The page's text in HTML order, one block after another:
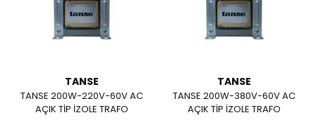
TANSE
TANSE 200W-220V-60V AC
AÇIK TİP İZOLE TRAFO
TANSE
TANSE 200W-380V-60V AC
AÇIK TİP İZOLE TRAFO